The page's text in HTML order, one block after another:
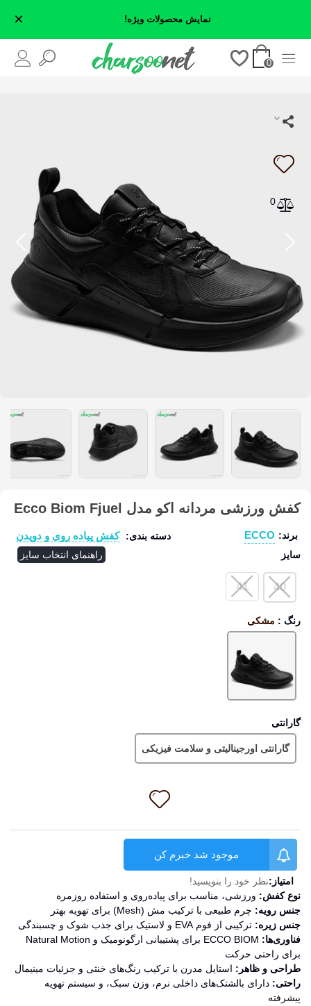
نمایش محصولات ویژه! ×
0
0
کفش ورزشی مردانه اکو مدل Ecco Biom Fjuel
برند: ECCO دسته بندی: کفش پیاده روی و دویدن
سایز راهنمای انتخاب سایز
40
41
رنگ : مشکی
گارانتی
گارانتی اورجینالیتی و سلامت فیزیکی
موجود شد خبرم کن
امتیاز:نظر خود را بنویسید!
نوع کفش: ورزشی، مناسب برای پیاده‌روی و استفاده روزمره
جنس رویه: چرم طبیعی با ترکیب مش (Mesh) برای تهویه بهتر
جنس زیره: ترکیبی از فوم EVA و لاستیک برای جذب شوک و چسبندگی
فناوری‌ها:
ECCO BIOM برای پشتیبانی ارگونومیک و Natural Motion
برای راحتی حرکت
طراحی و ظاهر: استایل مدرن با ترکیب رنگ‌های خنثی و جزئیات مینیمال
راحتی: دارای بالشتک‌های داخلی نرم، وزن سبک، و سیستم تهویه
پیشرفته